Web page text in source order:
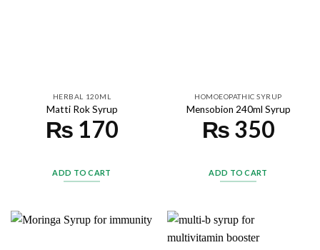
HERBAL 120ML
Matti Rok Syrup
₨ 170
ADD TO CART
HOMOEOPATHIC SYRUP
Mensobion 240ml Syrup
₨ 350
ADD TO CART